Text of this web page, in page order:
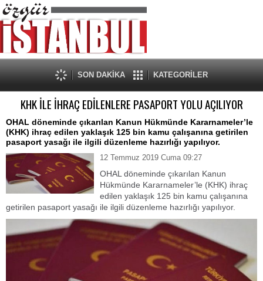
SON DAKİKA KATEGORİLER
KHK İLE İHRAÇ EDİLENLERE PASAPORT YOLU AÇILIYOR
OHAL döneminde çıkarılan Kanun Hükmünde Kararnameler’le
(KHK) ihraç edilen yaklaşık 125 bin kamu çalışanına getirilen
pasaport yasağı ile ilgili düzenleme hazırlığı yapılıyor.
12 Temmuz 2019 Cuma 09:27
OHAL döneminde çıkarılan Kanun
Hükmünde Kararnameler’le (KHK) ihraç
edilen yaklaşık 125 bin kamu çalışanına
getirilen pasaport yasağı ile ilgili düzenleme hazırlığı yapılıyor.